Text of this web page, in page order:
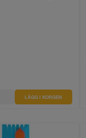
LÄGG I KORGEN